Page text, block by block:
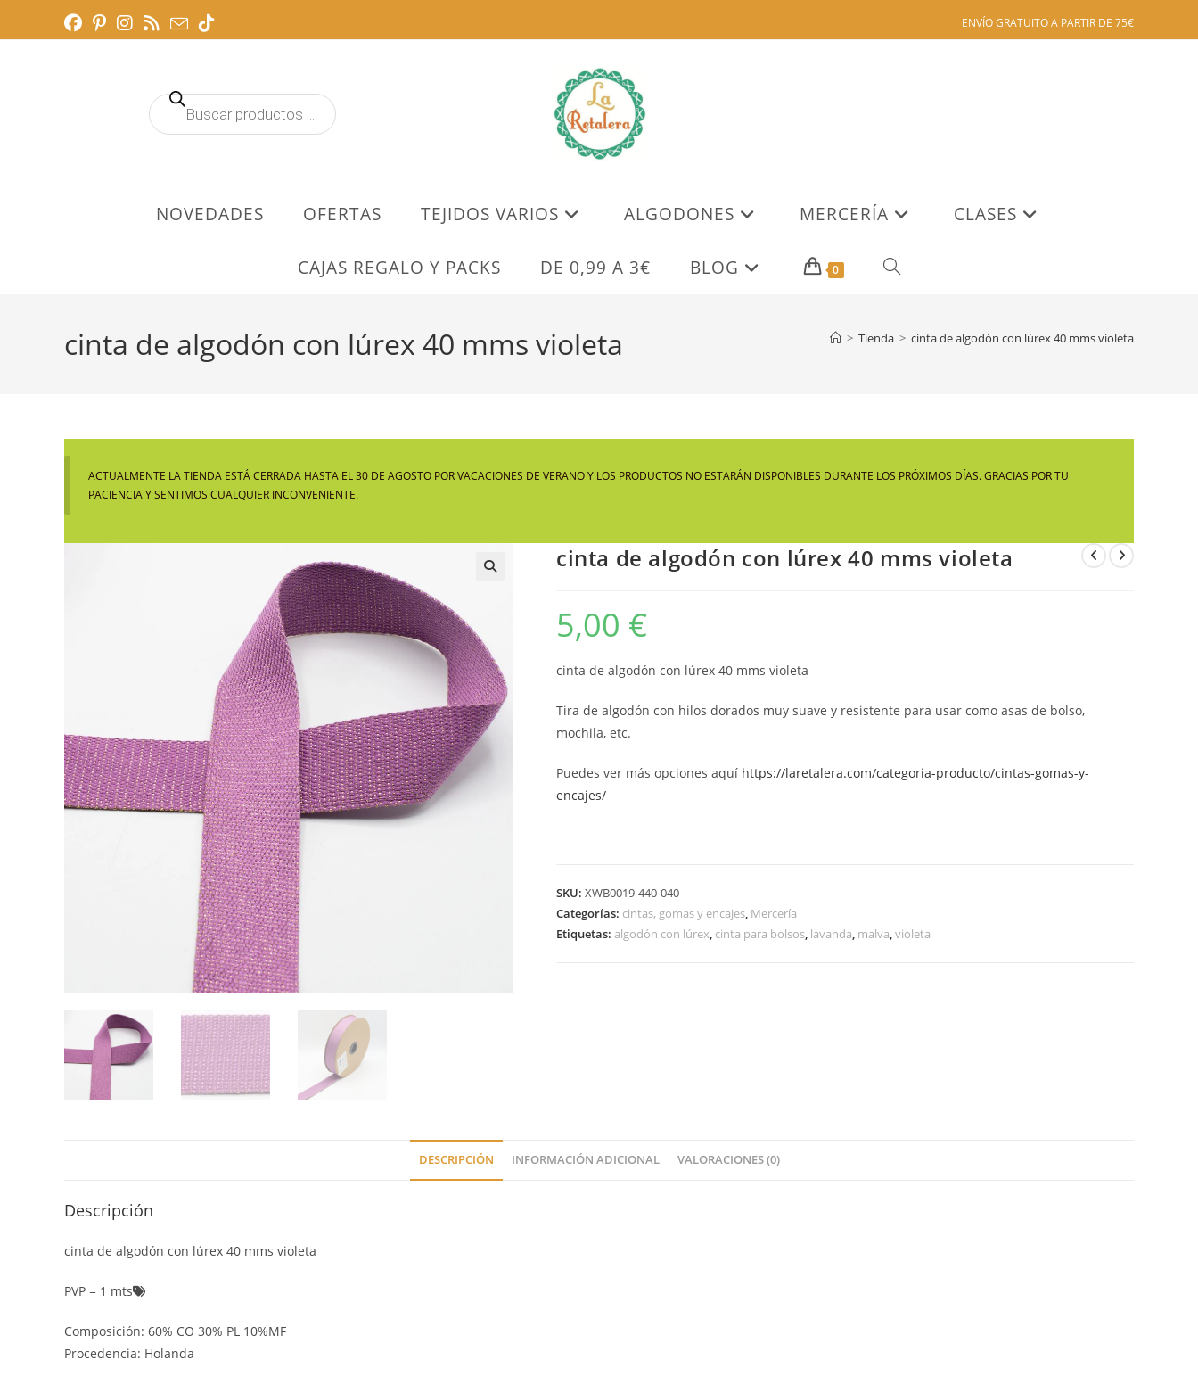
ENVÍO GRATUITO A PARTIR DE 75€
Búsqueda
de
NOVEDADES OFERTAS TEJIDOS VARIOS ALGODONES MERCERÍA CLASES
CAJAS REGALO Y PACKS DE 0,99 A 3€ BLOG 0 ALTERNAR
WEB
cinta de algodón con lúrex 40 mms violeta > Tienda > cinta de algodón con lúrex 40 mms violeta
ACTUALMENTE LA TIENDA ESTÁ CERRADA HASTA EL 30 DE AGOSTO POR VACACIONES DE VERANO Y LOS PRODUCTOS NO ESTARÁN DISPONIBLES DURANTE LOS PRÓXIMOS DÍAS. GRACIAS POR TU
PACIENCIA Y SENTIMOS CUALQUIER INCONVENIENTE.
cinta de algodón con lúrex 40 mms violeta
5,00 €
cinta de algodón con lúrex 40 mms violeta
Tira de algodón con hilos dorados muy suave y resistente para usar como asas de bolso,
mochila, etc.
Puedes ver más opciones aquí https://laretalera.com/categoria-producto/cintas-gomas-y-
encajes/
SKU: XWB0019-440-040
Categorías: cintas, gomas y encajes, Mercería
Etiquetas: algodón con lúrex, cinta para bolsos, lavanda, malva,violeta
DESCRIPCIÓN INFORMACIÓN ADICIONAL VALORACIONES (0)
Descripción
cinta de algodón con lúrex 40 mms violeta
PVP = 1 mts
Composición: 60% CO 30% PL 10%MF
Procedencia: Holanda